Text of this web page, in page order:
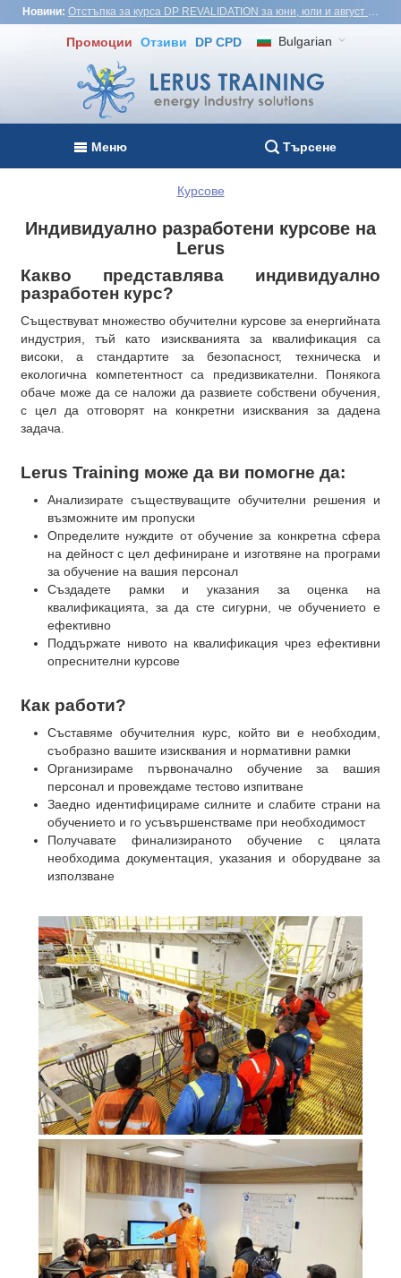
Новини: Отстъпка за курса DP REVALIDATION за юни, юли и август - USD1,000! Виетнам, Турция, Малайзия
Промоции Отзиви DP CPD Bulgarian
Меню Търсене
Курсове
Индивидуално разработени курсове на
Lerus
Какво представлява индивидуално
разработен курс?
Съществуват множество обучителни курсове за енергийната
индустрия, тъй като изискванията за квалификация са
високи, а стандартите за безопасност, техническа и
екологична компетентност са предизвикателни. Понякога
обаче може да се наложи да развиете собствени обучения,
с цел да отговорят на конкретни изисквания за дадена
задача.
Lerus Training може да ви помогне да:
Анализирате съществуващите обучителни решения и
възможните им пропуски
Определите нуждите от обучение за конкретна сфера
на дейност с цел дефиниране и изготвяне на програми
за обучение на вашия персонал
Създадете рамки и указания за оценка на
квалификацията, за да сте сигурни, че обучението е
ефективно
Поддържате нивото на квалификация чрез ефективни
опреснителни курсове
Как работи?
Съставяме обучителния курс, който ви е необходим,
съобразно вашите изисквания и нормативни рамки
Организираме първоначално обучение за вашия
персонал и провеждаме тестово изпитване
Заедно идентифицираме силните и слабите страни на
обучението и го усъвършенстваме при необходимост
Получавате финализираното обучение с цялата
необходима документация, указания и оборудване за
използване